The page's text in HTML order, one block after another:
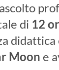
di 12
Moon e